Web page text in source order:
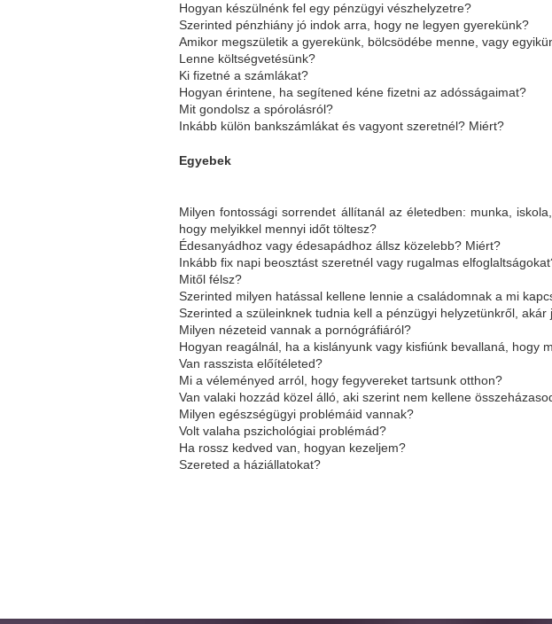
Hogyan készülnénk fel egy pénzügyi vészhelyzetre?
Szerinted pénzhiány jó indok arra, hogy ne legyen gyerekünk?
Amikor megszületik a gyerekünk, bölcsödébe menne, vagy
Lenne költségvetésünk?
Ki fizetné a számlákat?
Hogyan érintene, ha segítened kéne fizetni az adósságaimat?
Mit gondolsz a spórolásról?
Inkább külön bankszámlákat és vagyont szeretnél? Miért?
Egyebek
Milyen fontossági sorrendet állítanál az életedben: munka,
hogy melyikkel mennyi időt töltesz?
Édesanyádhoz vagy édesapádhoz állsz közelebb? Miért?
Inkább fix napi beosztást szeretnél vagy rugalmas
Mitől félsz?
Szerinted milyen hatással kellene lennie a családomnak a mi
Szerinted a szüleinknek tudnia kell a pénzügyi helyzetünkről,
Milyen nézeteid vannak a pornógráfiáról?
Hogyan reagálnál, ha a kislányunk vagy kisfiúnk bevallaná, hogy
Van rasszista előítéleted?
Mi a véleményed arról, hogy fegyvereket tartsunk otthon?
Van valaki hozzád közel álló, aki szerint nem kellene
Milyen egészségügyi problémáid vannak?
Volt valaha pszichológiai problémád?
Ha rossz kedved van, hogyan kezeljem?
Szereted a háziállatokat?